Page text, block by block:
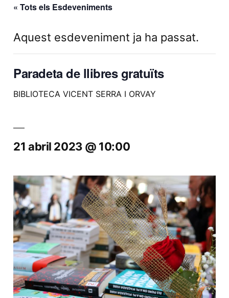
« Tots els Esdeveniments
Aquest esdeveniment ja ha passat.
Paradeta de llibres gratuïts
BIBLIOTECA VICENT SERRA I ORVAY
21 abril 2023 @ 10:00